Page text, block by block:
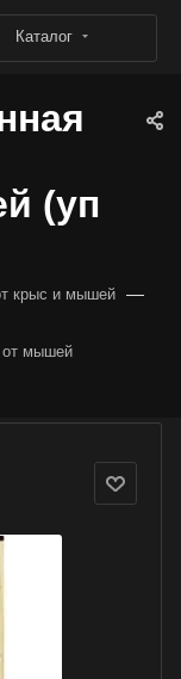
Каталог
(уп
крыс и мышей —
от мышей